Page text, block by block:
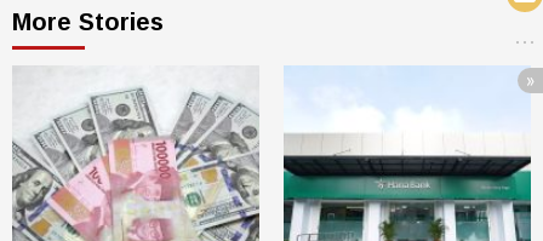
More Stories